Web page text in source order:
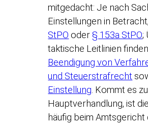
mitgedacht: Je nach
Einstellungen in
StPO oder§ 153a StPO;
taktische Leitlinien
Beendigung von
und Steuerstrafrecht
Einstellung. Kommt es
Hauptverhandlung, ist
häufig beim